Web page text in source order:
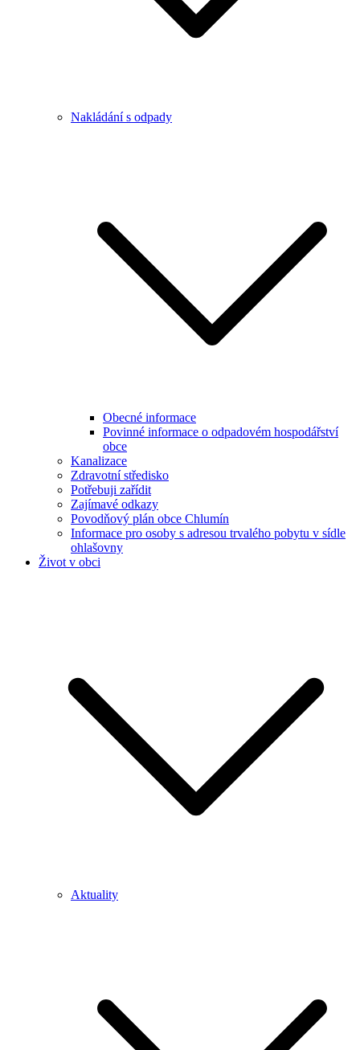
Nakládání s odpady
Obecné informace
Povinné informace o odpadovém hospodářství
obce
Kanalizace
Zdravotní středisko
Potřebuji zařídit
Zajímavé odkazy
Povodňový plán obce Chlumín
Informace pro osoby s adresou trvalého pobytu v sídle
ohlašovny
Život v obci
Aktuality